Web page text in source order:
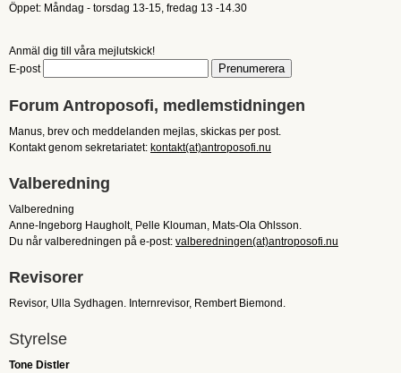
KONTAKT
Öppet: Måndag - torsdag 13-15, fredag 13 -14.30
Anmäl dig till våra mejlutskick!
E-post
Forum Antroposofi, medlemstidningen
Manus, brev och meddelanden mejlas, skickas per post.
Kontakt genom sekretariatet: kontakt(at)antroposofi.nu
Valberedning
Valberedning
Anne-Ingeborg Haugholt, Pelle Klouman, Mats-Ola Ohlsson.
Du når valberedningen på e-post: valberedningen(at)antroposofi.nu
Revisorer
Revisor, Ulla Sydhagen. Internrevisor, Rembert Biemond.
Styrelse
Tone Distler